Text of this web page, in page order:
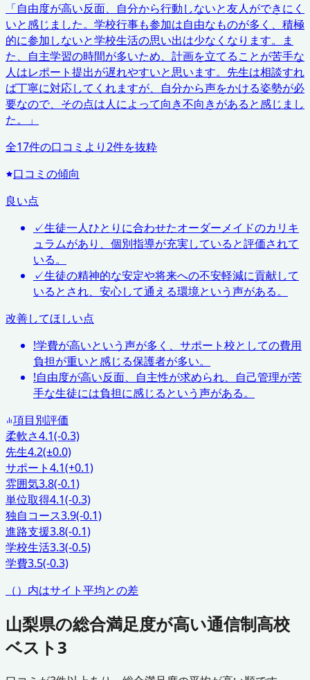
「自由度が高い反面、自分から行動しないと友人ができにく
いと感じました。学校行事も参加は自由なものが多く、積極
的に参加しないと学校生活の思い出は少なくなります。ま
た、自主学習の時間が多いため、計画を立てることが苦手な
人はレポート提出が遅れやすいと思います。先生は相談すれ
ば丁寧に対応してくれますが、自分から声をかける姿勢が必
要なので、その点は人によって向き不向きがあると感じまし
た。
」
全17件の口コミより2件を抜粋
口コミの傾向
良い点
✓生徒一人ひとりに合わせたオーダーメイドのカリキ
ュラムがあり、個別指導が充実していると評価されて
いる。
✓生徒の精神的な安定や将来への不安軽減に貢献して
いるとされ、安心して通える環境という声がある。
改善してほしい点
!学費が高いという声が多く、サポート校としての費用
負担が重いと感じる保護者が多い。
!自由度が高い反面、自主性が求められ、自己管理が苦
手な生徒には負担に感じるという声がある。
項目別評価
柔軟さ4.1(-0.3)
先生4.2(±0.0)
サポート4.1(+0.1)
雰囲気3.8(-0.1)
単位取得4.1(-0.3)
独自コース3.9(-0.1)
進路支援3.8(-0.1)
学校生活3.3(-0.5)
学費3.5(-0.3)
（）内はサイト平均との差
山梨県の総合満足度が高い通信制高校
ベスト3